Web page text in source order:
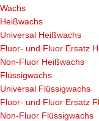
Wachs
Heißwachs
Universal Heißwachs
Fluor- und Fluor Ersatz
Non-Fluor Heißwachs
Flüssigwachs
Universal Flüssigwachs
Fluor- und Fluor Ersatz
Non-Fluor Flüssigwachs